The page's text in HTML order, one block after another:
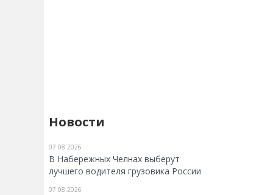
Новости
07.08.2026
В Набережных Челнах выберут
лучшего водителя грузовика России
07.08.2026